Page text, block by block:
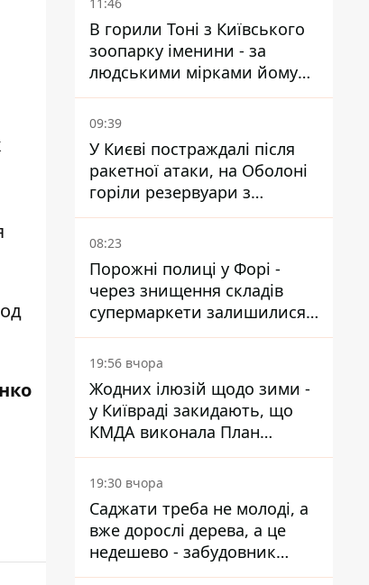
В горили Тоні з Київського
зоопарку іменини - за
людськими мірками йому
вже понад 90 років
09:39
У Києві постраждалі після
ракетної атаки, на Оболоні
горіли резервуари з
паливом
08:23
Порожні полиці у Форі -
через знищення складів
супермаркети залишилися
без асортименту
19:56 вчора
Жодних ілюзій щодо зими -
у Київраді закидають, що
КМДА виконала План
стійкості на 20%
19:30 вчора
Саджати треба не молоді, а
вже дорослі дерева, а це
недешево - забудовник
Ніконов